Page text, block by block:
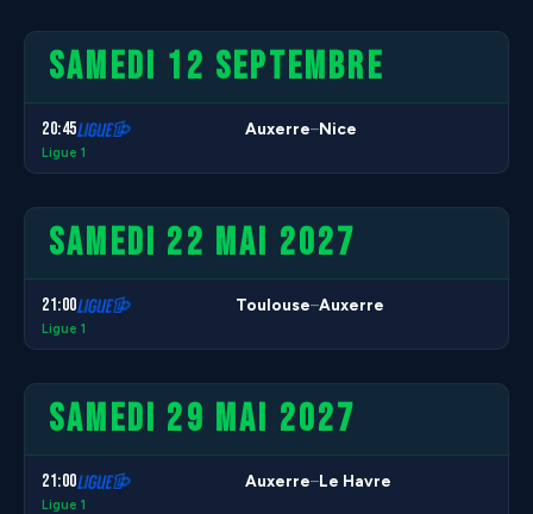
SAMEDI 12 SEPTEMBRE
20:45 Auxerre–Nice
Ligue 1
SAMEDI 22 MAI 2027
21:00 Toulouse–Auxerre
Ligue 1
SAMEDI 29 MAI 2027
21:00 Auxerre–Le Havre
Ligue 1